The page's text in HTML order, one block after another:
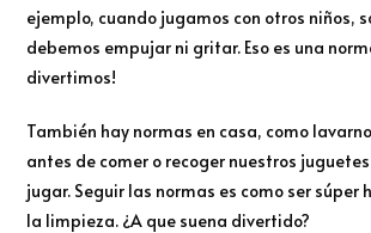
ejemplo, cuando jugamos con otros niños,
debemos empujar ni gritar. Eso es una
divertimos!
También hay normas en casa, como
antes de comer o recoger nuestros
jugar. Seguir las normas es como ser súper
la limpieza. ¿A que suena divertido?